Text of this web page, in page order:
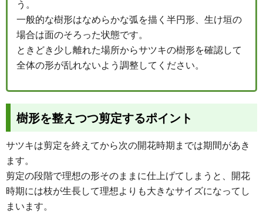
う。
一般的な樹形はなめらかな弧を描く半円形、生け垣の
場合は面のそろった状態です。
ときどき少し離れた場所からサツキの樹形を確認して
全体の形が乱れないよう調整してください。
樹形を整えつつ剪定するポイント
サツキは剪定を終えてから次の開花時期までは期間があき
ます。
剪定の段階で理想の形そのままに仕上げてしまうと、開花
時期には枝が生長して理想よりも大きなサイズになってし
まいます。